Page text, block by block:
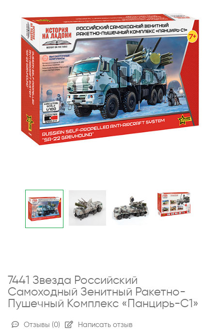
7441 Звезда Российский
Самоходный Зенитный Ракетно-
Пушечный Комплекс «Панцирь-С1»
Отзывы (0) Написать отзыв